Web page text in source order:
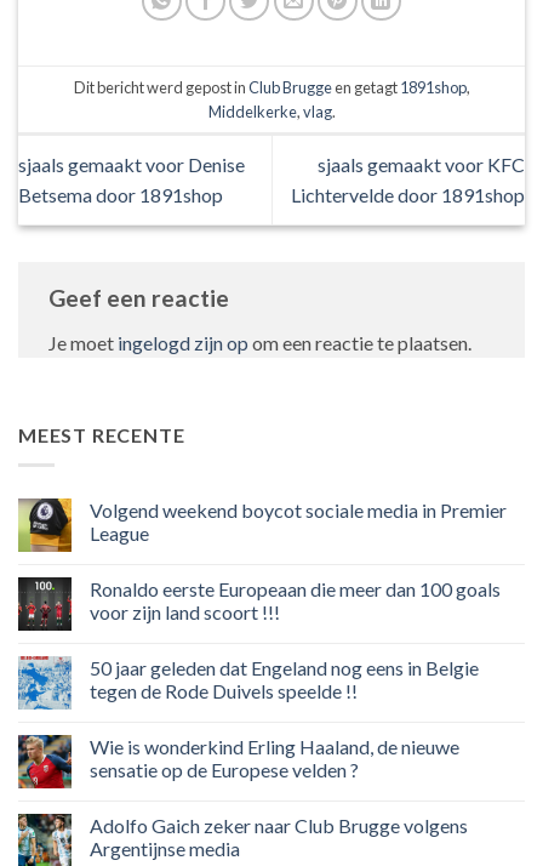
Dit bericht werd gepost inClub Bruggeen getagt1891shop,
Middelkerke,vlag.
sjaals gemaakt voor Denise
Betsema door 1891shop
sjaals gemaakt voor KFC
Lichtervelde door 1891shop
Geef een reactie
Je moet ingelogd zijn op om een reactie te plaatsen.
MEEST RECENTE
Volgend weekend boycot sociale media in Premier
League
op
weekend
media
in
Premier
Ronaldo eerste Europeaan die meer dan 100 goals
voor zijn land scoort !!!
op
Ronaldo
eerste
meer
100
zijn
land
scoort
50 jaar geleden dat Engeland nog eens in Belgie
tegen de Rode Duivels speelde !!
op
jaar
Engeland
nog
eens
Wie is wonderkind Erling Haaland, de nieuwe
sensatie op de Europese velden ?
op
Wie
is
Adolfo Gaich zeker naar Club Brugge volgens
Argentijnse media